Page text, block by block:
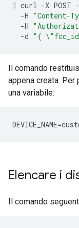
curl -X POST -
-H "Content-
-H
-d "{ \" fcc_id
Il comando
appena creata.
una variabile:
Elencare i
Il comando